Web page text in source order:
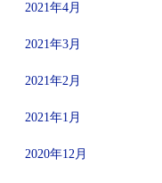
2021年4月
2021年3月
2021年2月
2021年1月
2020年12月